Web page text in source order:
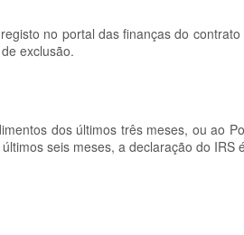
no portal das finanças do
exclusão.
dos últimos três meses, ou ao
seis meses, a declaração do IRS